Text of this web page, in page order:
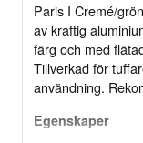
Paris I Cremé/
av kraftig
färg och med
Tillverkad för
användning.
Egenskaper